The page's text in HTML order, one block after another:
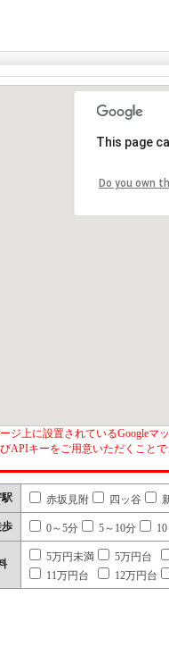
This page
Do you own
ジ上に設置されているGoogleマ
APIキーをご用意いただくこと
赤坂見附 四ッ谷
0～5分 5～10分
5万円未満 5万円台
11万円台
12万円台